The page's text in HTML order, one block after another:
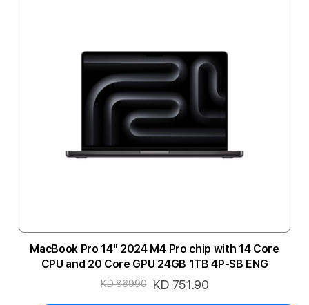
MacBook Pro 14" 2024 M4 Pro chip with 14 Core
CPU and 20 Core GPU 24GB 1TB 4P-SB ENG
السعر
KD 751.90
KD 869.90